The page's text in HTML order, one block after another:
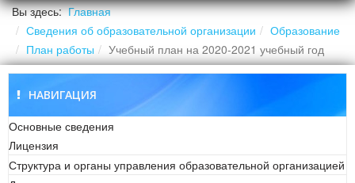
Вы здесь:Главная
Сведения об образовательной организации
Образование
План работы
Учебный план на 2020-2021 учебный год
НАВИГАЦИЯ
Основные сведения
Лицензия
Структура и органы управления образовательной организацией